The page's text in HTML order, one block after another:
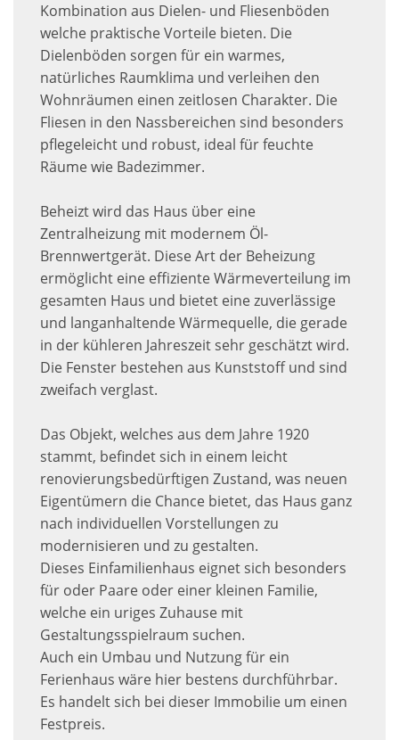
Kombination aus Dielen- und Fliesenböden
welche praktische Vorteile bieten. Die
Dielenböden sorgen für ein warmes,
natürliches Raumklima und verleihen den
Wohnräumen einen zeitlosen Charakter. Die
Fliesen in den Nassbereichen sind besonders
pflegeleicht und robust, ideal für feuchte
Räume wie Badezimmer.
Beheizt wird das Haus über eine
Zentralheizung mit modernem Öl-
Brennwertgerät. Diese Art der Beheizung
ermöglicht eine effiziente Wärmeverteilung im
gesamten Haus und bietet eine zuverlässige
und langanhaltende Wärmequelle, die gerade
in der kühleren Jahreszeit sehr geschätzt wird.
Die Fenster bestehen aus Kunststoff und sind
zweifach verglast.
Das Objekt, welches aus dem Jahre 1920
stammt, befindet sich in einem leicht
renovierungsbedürftigen Zustand, was neuen
Eigentümern die Chance bietet, das Haus ganz
nach individuellen Vorstellungen zu
modernisieren und zu gestalten.
Dieses Einfamilienhaus eignet sich besonders
für oder Paare oder einer kleinen Familie,
welche ein uriges Zuhause mit
Gestaltungsspielraum suchen.
Auch ein Umbau und Nutzung für ein
Ferienhaus wäre hier bestens durchführbar.
Es handelt sich bei dieser Immobilie um einen
Festpreis.